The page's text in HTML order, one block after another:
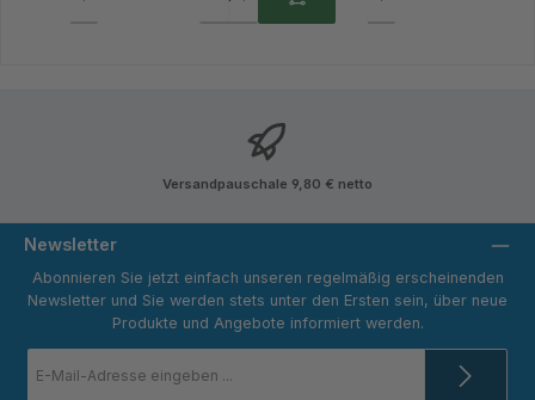
Versandpauschale 9,80 € netto
Newsletter
Abonnieren Sie jetzt einfach unseren regelmäßig erscheinenden
Newsletter und Sie werden stets unter den Ersten sein, über neue
Produkte und Angebote informiert werden.
Mail-